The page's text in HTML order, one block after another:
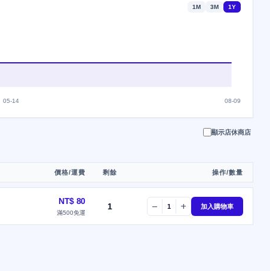
1M 3M 1Y
05-14 08-09
顯示店休商店
價格/運費 剩餘 操作/數量
NT$ 80
滿500免運
1 remove 1 add 加入購物車